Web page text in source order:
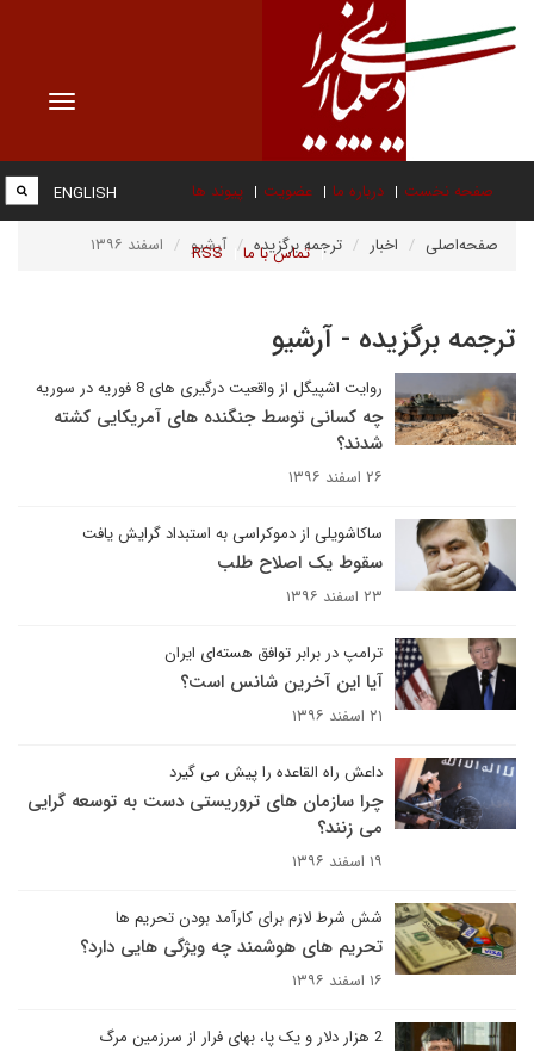
Toggle
صفحه نخست درباره ما عضویت پیوند ها
تماس با ما RSS
ENGLISH
صفحه‌اصلی اخبار ترجمه برگزیده آرشیو اسفند ۱۳۹۶
ترجمه برگزیده - آرشیو
روایت اشپیگل از واقعیت درگیری های 8 فوریه در سوریه
چه کسانی توسط جنگنده های آمریکایی کشته
شدند؟
۲۶ اسفند ۱۳۹۶
ساکاشویلی از دموکراسی به استبداد گرایش یافت
سقوط یک اصلاح طلب
۲۳ اسفند ۱۳۹۶
ترامپ در برابر توافق هسته‌ای ایران
آیا این آخرین شانس است؟
۲۱ اسفند ۱۳۹۶
داعش راه القاعده را پیش می گیرد
چرا سازمان های تروریستی دست به توسعه گرایی
می زنند؟
۱۹ اسفند ۱۳۹۶
شش شرط لازم برای کارآمد بودن تحریم ها
تحریم های هوشمند چه ویژگی هایی دارد؟
۱۶ اسفند ۱۳۹۶
2 هزار دلار و یک پا، بهای فرار از سرزمین مرگ